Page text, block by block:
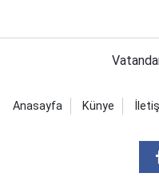
Anasayfa Künye